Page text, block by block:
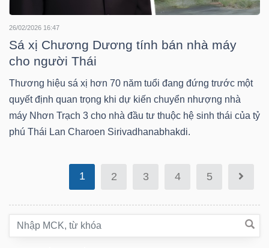
26/02/2026 16:47
Sá xị Chương Dương tính bán nhà máy
cho người Thái
Thương hiệu sá xị hơn 70 năm tuổi đang đứng trước một
quyết định quan trọng khi dự kiến chuyển nhượng nhà
máy Nhơn Trạch 3 cho nhà đầu tư thuộc hệ sinh thái của tỷ
phú Thái Lan Charoen Sirivadhanabhakdi.
1 2 3 4 5
của
tác
giả
(-)
Báo
cáo
phân
Thuật
ngữ